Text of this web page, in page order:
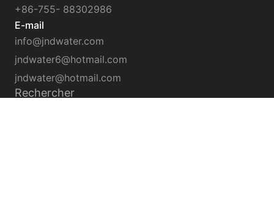
+86-755- 88302986
E-mail
info@jndwater.com
jndwater6@hotmail.com
jndwater@hotmail.com
Rechercher